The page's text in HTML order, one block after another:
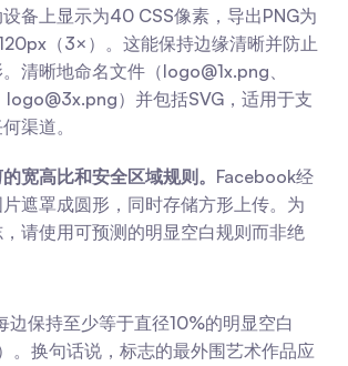
备上显示为40 CSS像素，导出PNG为
（3×）。这能保持边缘清晰并防止
清晰地命名文件（logo@1x.png、
logo@3x.png）并包括SVG，适用于支
渠道。
宽高比和安全区域规则。 Facebook经
遮罩成圆形，同时存储方形上传。为
请使用可预测的明显空白规则而非绝
边保持至少等于直径10%的明显空白
。换句话说，标志的最外围艺术作品应